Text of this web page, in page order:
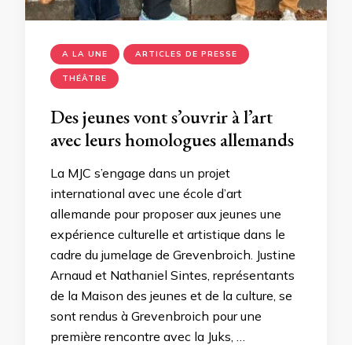
A LA UNE ARTICLES DE PRESSE
THÉÂTRE
Des jeunes vont s’ouvrir à l’art
avec leurs homologues allemands
La MJC s’engage dans un projet
international avec une école d’art
allemande pour proposer aux jeunes une
expérience culturelle et artistique dans le
cadre du jumelage de Grevenbroich. Justine
Arnaud et Nathaniel Sintes, représentants
de la Maison des jeunes et de la culture, se
sont rendus à Grevenbroich pour une
première rencontre avec la Juks, …